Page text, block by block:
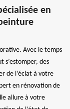
en
Avec le temps
s’estomper, des
de l’éclat à votre
en rénovation de
allure à votre